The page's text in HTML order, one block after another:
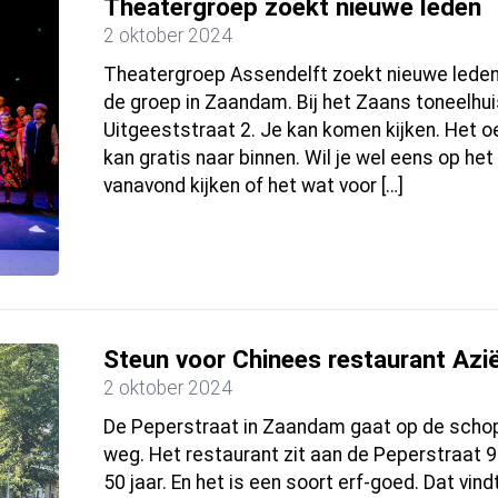
Theatergroep zoekt nieuwe leden
2 oktober 2024
Theatergroep Assendelft zoekt nieuwe
de groep in Zaandam. Bij het Zaans
Uitgeeststraat 2. Je kan komen kijken. Het
kan gratis naar binnen. Wil je wel eens op
vanavond kijken of het wat voor […]
Steun voor Chinees restaurant
2 oktober 2024
De Peperstraat in Zaandam gaat op de
weg. Het restaurant zit aan de Peperstraat
50 jaar. En het is een soort erf-goed. Dat